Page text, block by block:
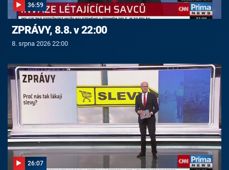
36:59
ZPRÁVY, 8.8. v 22:00
8. srpna 2026 22:00
26:07